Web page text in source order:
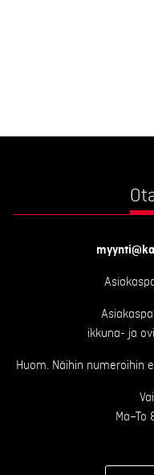
ikkuna- ja
Huom. Näihin numeroihin
Ma–To